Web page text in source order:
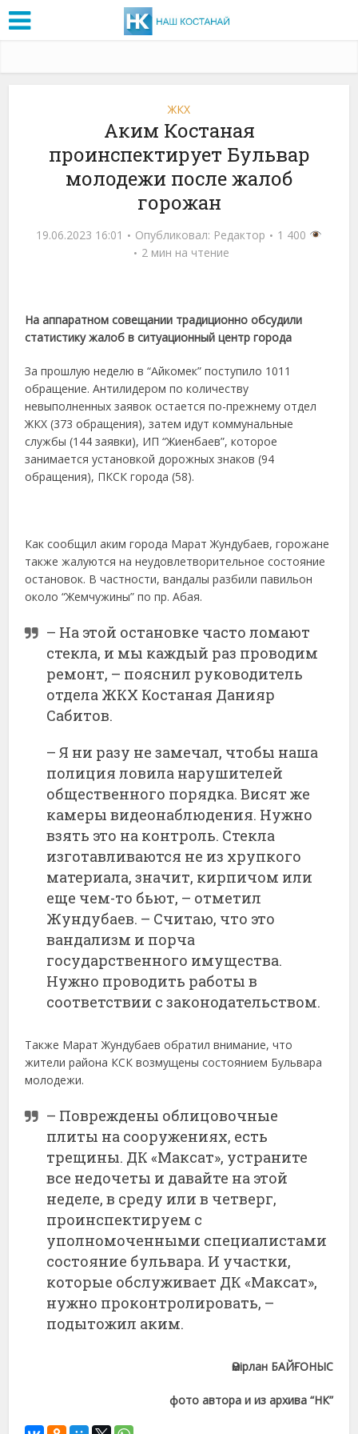
ЖКХ
Аким Костаная
проинспектирует Бульвар
молодежи после жалоб
горожан
19.06.2023 16:01 Опубликовал: Редактор
1 400
2 мин на чтение
На аппаратном совещании традиционно обсудили
статистику жалоб в ситуационный центр города
За прошлую неделю в “Айкомек” поступило 1011
обращение. Антилидером по количеству
невыполненных заявок остается по-прежнему отдел
ЖКХ (373 обращения), затем идут коммунальные
службы (144 заявки), ИП “Жиенбаев”, которое
занимается установкой дорожных знаков (94
обращения), ПКСК города (58).
Как сообщил аким города Марат Жундубаев, горожане
также жалуются на неудовлетворительное состояние
остановок. В частности, вандалы разбили павильон
около “Жемчужины” по пр. Абая.
– На этой остановке часто ломают
стекла, и мы каждый раз проводим
ремонт, – пояснил руководитель
отдела ЖКХ Костаная Данияр
Сабитов.
– Я ни разу не замечал, чтобы наша
полиция ловила нарушителей
общественного порядка. Висят же
камеры видеонаблюдения. Нужно
взять это на контроль. Стекла
изготавливаются не из хрупкого
материала, значит, кирпичом или
еще чем-то бьют, – отметил
Жундубаев. – Считаю, что это
вандализм и порча
государственного имущества.
Нужно проводить работы в
соответствии с законодательством.
Также Марат Жундубаев обратил внимание, что
жители района КСК возмущены состоянием Бульвара
молодежи.
– Повреждены облицовочные
плиты на сооружениях, есть
трещины. ДК «Максат», устраните
все недочеты и давайте на этой
неделе, в среду или в четверг,
проинспектируем с
уполномоченными специалистами
состояние бульвара. И участки,
которые обслуживает ДК «Максат»,
нужно проконтролировать, –
подытожил аким.
Әмірлан БАЙҒОНЫС
фото автора и из архива “НК”